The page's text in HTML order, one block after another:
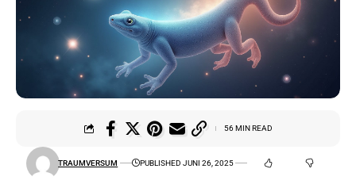
TRAUMVERSUM PUBLISHED JUNI 26, 2025
56 MIN READ